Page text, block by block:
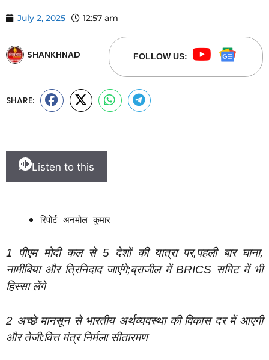
July 2, 2025 12:57 am
SHANKHNAD FOLLOW US:
SHARE:
Listen to this
रिपोर्ट अनमोल कुमार
1 पीएम मोदी कल से 5 देशों की यात्रा पर,पहली बार घाना,
नामीबिया और त्रिनिदाद जाएंगे;ब्राजील में BRICS समिट में भी
हिस्सा लेंगे
2 अच्छे मानसून से भारतीय अर्थव्यवस्था की विकास दर में आएगी
और तेजी:वित्त मंत्र निर्मला सीतारमण